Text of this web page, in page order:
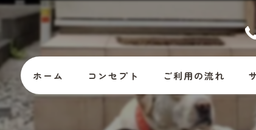
ホーム コンセプト
オーナーの想い
ご利用の流れ